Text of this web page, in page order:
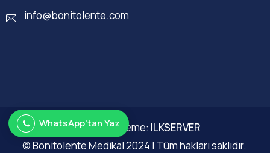
info@bonitolente.com
Web Düzenleme: ILKSERVER
© Bonitolente Medikal 2024 | Tüm hakları saklıdır.
WhatsApp'tan Yaz